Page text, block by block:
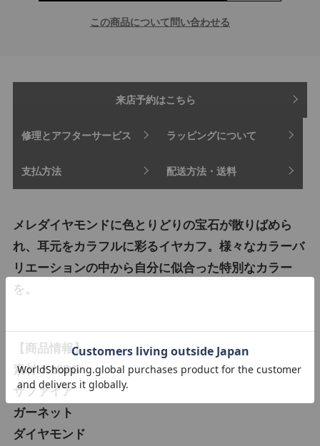
この商品について問い合わせる
来店予約はこちら
修理とアフターサービス ラッピングについて
支払方法 配送方法・送料
メレダイヤモンドに色とりどりの宝石が散りばめら
れ、耳元をカラフルに彩るイヤカフ。様々なカラーバ
リエーションの中から自分に似合った特別なカラー
を。
【商品情報】
素材:K18PG
サファイア
ガーネット
ダイヤモンド